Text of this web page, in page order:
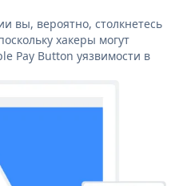
вы, вероятно, столкнетесь
хакеры могут
Pay Button уязвимости в